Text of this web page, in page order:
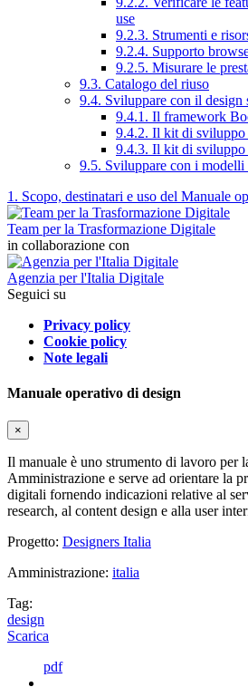
use
9.2.3. Strumenti e
9.2.4. Supporto
9.2.5. Misurare le
9.3. Catalogo del riuso
9.4. Sviluppare con il design
9.4.1. Il framework
9.4.2. Il kit di sviluppo
9.4.3. Il kit di
9.5. Sviluppare con i modelli
1. Scopo, destinatari e uso del Manuale
Team per la Trasformazione Digitale
in collaborazione con
Agenzia per l'Italia Digitale
Seguici su
Privacy policy
Cookie policy
Note legali
Manuale operativo di design
×
Il manuale è uno strumento di lavoro per
Amministrazione e serve ad orientare la
digitali fornendo indicazioni relative al
research, al content design e alla user
Progetto: Designers Italia
Amministrazione: italia
Tag:
design
Scarica
pdf